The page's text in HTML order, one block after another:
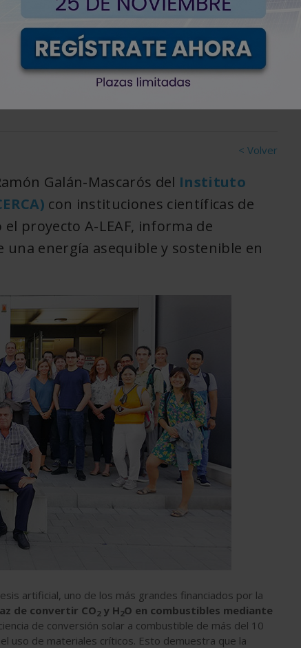
y H2O en
< Volver
Galán-Mascarós del Instituto
con instituciones científicas de
el proyecto A-LEAF, informa de
energía asequible y sostenible en
artificial, uno de los más grandes financiados por la
de convertir CO2y H2O en combustibles mediante
de conversión solar a combustible de más del 10
uso de materiales críticos. Esto demuestra que la